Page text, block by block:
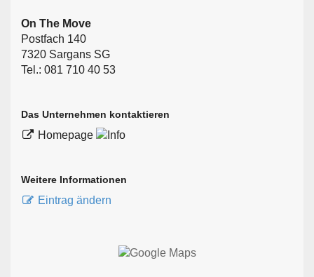
On The Move
Postfach 140
7320 Sargans SG
Tel.: 081 710 40 53
Das Unternehmen kontaktieren
Homepage
Weitere Informationen
Eintrag ändern